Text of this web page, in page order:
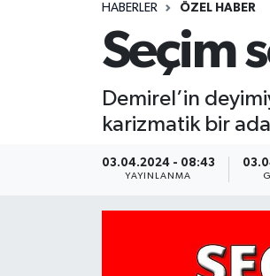
HABERLER ÖZEL HABER
Seçim
Demirel’in
karizmatik bir
03.04.2024 - 08:43
YAYINLANMA
ÖZEL HABER
POLİTİKA